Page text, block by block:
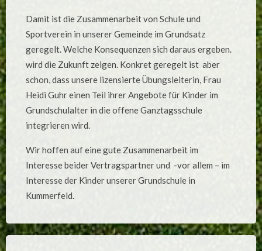
Damit ist die Zusammenarbeit von Schule und
Sportverein in unserer Gemeinde im Grundsatz
geregelt. Welche Konsequenzen sich daraus ergeben.
wird die Zukunft zeigen. Konkret geregelt ist aber
schon, dass unsere lizensierte Übungsleiterin, Frau
Heidi Guhr einen Teil ihrer Angebote für Kinder im
Grundschulalter in die offene Ganztagsschule
integrieren wird.
Wir hoffen auf eine gute Zusammenarbeit im
Interesse beider Vertragspartner und -vor allem – im
Interesse der Kinder unserer Grundschule in
Kummerfeld.